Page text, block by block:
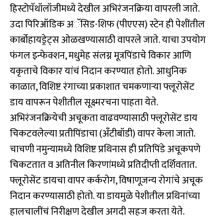
हिस्टोपॅथॉलॉजीमध्ये देखील अभिरंजनक्रिया वापरली जाते.
उदा पिरिऑडिक अॅसिड-शिफ (पीएएस) स्टेन ही पेशींतील
कार्बोहायड्रेट्स ओळखण्यासाठी वापरले जाते. याचा उपयोग
फंगल इन्फेक्शन, मधुमेह संलग्न मूत्रपिंडाचे विकार आणि
यकृताचे विकार यांचं निदान करण्यात होतो. आधुनिक
काळात, विशिष्ट रंगाच्या प्रकाशात चमकणाऱ्या फ्लूरोसेंट
डाय वापरून पेशीतील सूक्ष्मरचना पाहता येते.
अभिरंजनक्रियेची अचूकता वाढवण्यासाठी फ्लूरोसेंट डाय
चिकटवलेल्या प्रतीपिंडाचा (अँटीबॉडी) वापर केला जातो.
चाचणी नमुन्यामध्ये विशिष्ट प्रथिनास ही प्रतिपिंडे अचूकपणे
चिकटतात व अतिनील किरणांमध्ये प्रतिदीप्ती दर्शिवतात.
फ्लूरोसेंट डायचा वापर कर्करोग, विषाणूजन्य रोगांचे अचूक
निदान करण्यासाठी होतो. या डायमुळे पेशीतील प्रथिनांच्या
हालचालींचं निरीक्षण देखील अगदी सहज करता येते.